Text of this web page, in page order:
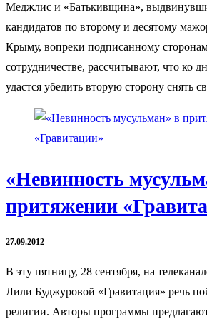
Меджлис и «Батькивщина»,
кандидатов по второму и десятому
Крыму, вопреки подписанному
сотрудничестве, рассчитывают, что ко
удастся убедить вторую сторону снять
«Невинность
притяжении
27.09.2012
В эту пятницу, 28 сентября, на
Лили Буджуровой «Гравитация» речь
религии. Авторы программы